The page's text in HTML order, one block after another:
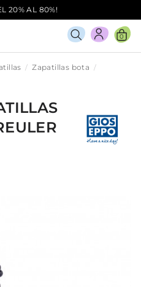
20% AL 80%!
0
Zapatillas bota